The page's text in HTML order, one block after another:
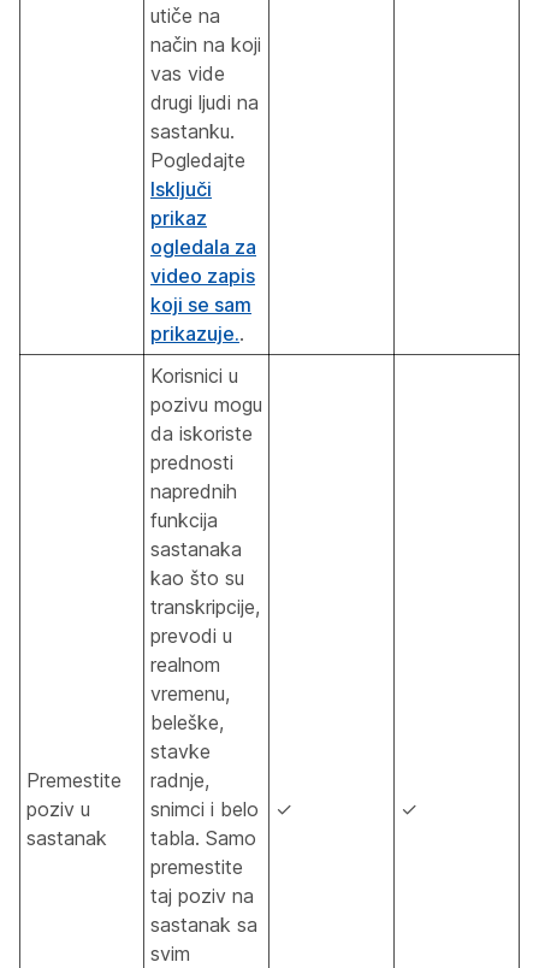
utiče na
način na koji
vas vide
drugi ljudi na
sastanku.
Pogledajte
Isključi
prikaz
ogledala za
video zapis
koji se sam
prikazuje..
Premestite
poziv u
sastanak
Korisnici u
pozivu mogu
da iskoriste
prednosti
naprednih
funkcija
sastanaka
kao što su
transkripcije,
prevodi u
realnom
vremenu,
beleške,
stavke
radnje,
snimci i belo
tabla. Samo
premestite
taj poziv na
sastanak sa
svim
✓ ✓